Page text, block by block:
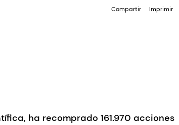
Compartir Imprimir
ha recomprado 161.970 acciones